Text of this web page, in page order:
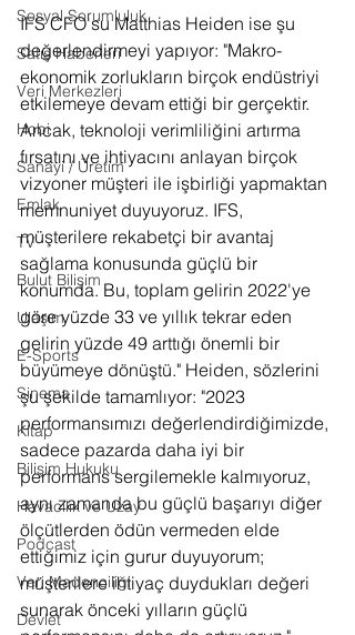
Sosyal Sorumluluk
Satış Haberleri
Veri Merkezleri
Hobi
Sanayi / Üretim
Emlak
TV
Bulut Bilişim
Ulaşım
E-Sports
Sinema
Kitap
Bilişim Hukuku
Havacılık ve Uzay
Podcast
Veri Madenciliği
Devlet
IFS CFO'su Matthias Heiden ise şu
değerlendirmeyi yapıyor: "Makro-
ekonomik zorlukların birçok endüstriyi
etkilemeye devam ettiği bir gerçektir.
Ancak, teknoloji verimliliğini artırma
fırsatını ve ihtiyacını anlayan birçok
vizyoner müşteri ile işbirliği yapmaktan
memnuniyet duyuyoruz. IFS,
müşterilere rekabetçi bir avantaj
sağlama konusunda güçlü bir
konumda. Bu, toplam gelirin 2022'ye
göre yüzde 33 ve yıllık tekrar eden
gelirin yüzde 49 arttığı önemli bir
büyümeye dönüştü." Heiden, sözlerini
şu şekilde tamamlıyor: "2023
performansımızı değerlendirdiğimizde,
sadece pazarda daha iyi bir
performans sergilemekle kalmıyoruz,
aynı zamanda bu güçlü başarıyı diğer
ölçütlerden ödün vermeden elde
ettiğimiz için gurur duyuyorum;
müşterilere ihtiyaç duydukları değeri
sunarak önceki yılların güçlü